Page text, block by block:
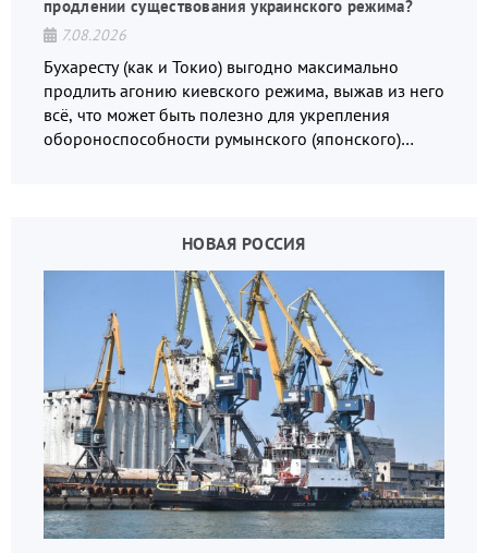
продлении существования украинского режима?
7.08.2026
Бухаресту (как и Токио) выгодно максимально
продлить агонию киевского режима, выжав из него
всё, что может быть полезно для укрепления
обороноспособности румынского (японского)
НОВАЯ РОССИЯ